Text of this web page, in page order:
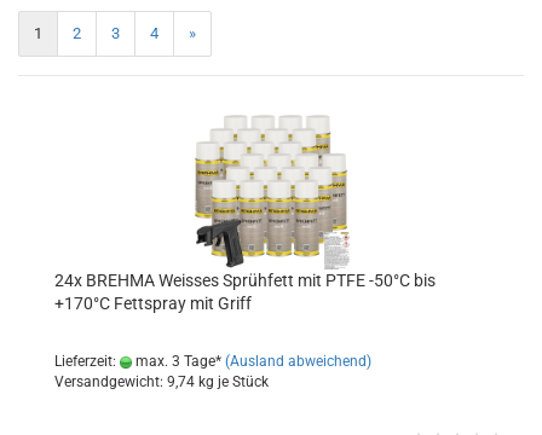
1 2 3 4 »
24x BREHMA Weisses Sprühfett mit PTFE -50°C bis
+170°C Fettspray mit Griff
Lieferzeit: max. 3 Tage* (Ausland abweichend)
Versandgewicht: 9,74 kg je Stück